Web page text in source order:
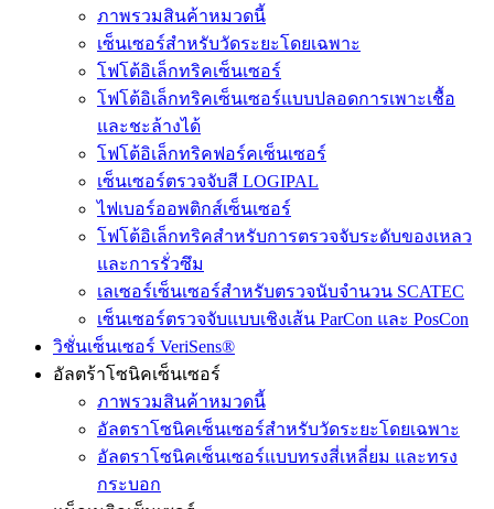
ภาพรวมสินค้าหมวดนี้
เซ็นเซอร์สำหรับวัดระยะโดยเฉพาะ
โฟโต้อิเล็กทริคเซ็นเซอร์
โฟโต้อิเล็กทริคเซ็นเซอร์แบบปลอดการเพาะเชื้อ
และชะล้างได้
โฟโต้อิเล็กทริคฟอร์คเซ็นเซอร์
เซ็นเซอร์ตรวจจับสี LOGIPAL
ไฟเบอร์ออพติกส์เซ็นเซอร์
โฟโต้อิเล็กทริคสำหรับการตรวจจับระดับของเหลว
และการรั่วซึม
เลเซอร์เซ็นเซอร์สำหรับตรวจนับจำนวน SCATEC
เซ็นเซอร์ตรวจจับแบบเชิงเส้น ParCon และ PosCon
วิชั่นเซ็นเซอร์ VeriSens®
อัลตร้าโซนิคเซ็นเซอร์
ภาพรวมสินค้าหมวดนี้
อัลตราโซนิคเซ็นเซอร์สำหรับวัดระยะโดยเฉพาะ
อัลตราโซนิคเซ็นเซอร์แบบทรงสี่เหลี่ยม และทรง
กระบอก